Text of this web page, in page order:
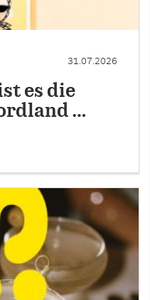
31.07.2026
es die
…